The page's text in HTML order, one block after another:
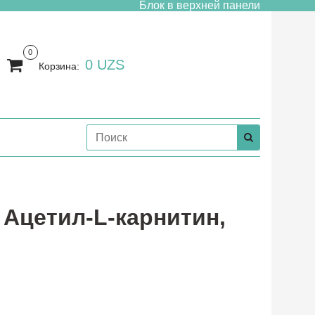
Блок в верхней панели
0
Корзина: 0 UZS
L-карнитин,